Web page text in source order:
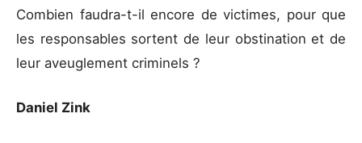
Combien faudra-t-il encore de victimes, pour que
les responsables sortent de leur obstination et de
leur aveuglement criminels ?
Daniel Zink